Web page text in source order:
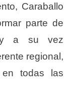
Caraballo
parte de
y a su vez
regional,
todas las